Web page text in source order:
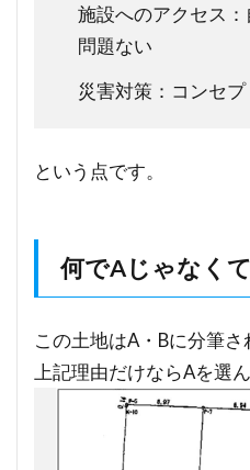
施設へのアクセス
問題ない
災害対策：コンセ
という点です。
何でAじゃなく
この土地はA・Bに分筆さ
上記理由だけならAを選